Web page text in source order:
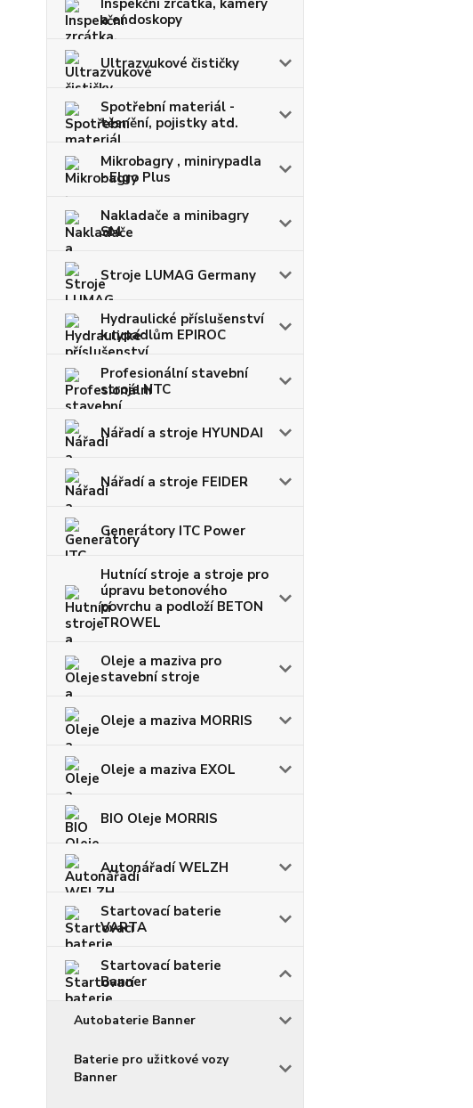
a endoskopy
Ultrazvukové čističky
Spotřební materiál -
těsnění, pojistky atd.
Mikrobagry , minirypadla
- Elgo Plus
Nakladače a minibagry
SM
Stroje LUMAG Germany
Hydraulické příslušenství
k rypadlům EPIROC
Profesionální stavební
stroje NTC
Nářadí a stroje HYUNDAI
Nářadí a stroje FEIDER
Generátory ITC Power
Hutnící stroje a stroje pro
úpravu betonového
povrchu a podloží BETON
TROWEL
Oleje a maziva pro
stavební stroje
Oleje a maziva MORRIS
Oleje a maziva EXOL
BIO Oleje MORRIS
Autonářadí WELZH
Startovací baterie
VARTA
Startovací baterie
Banner
Autobaterie Banner
Baterie pro užitkové vozy
Banner